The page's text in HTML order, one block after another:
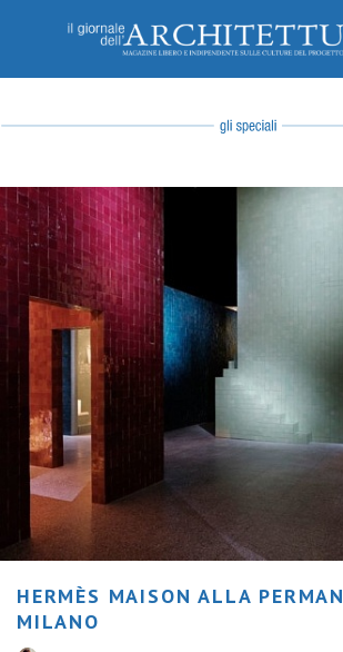
HERMÈS MAISON ALLA
MILANO